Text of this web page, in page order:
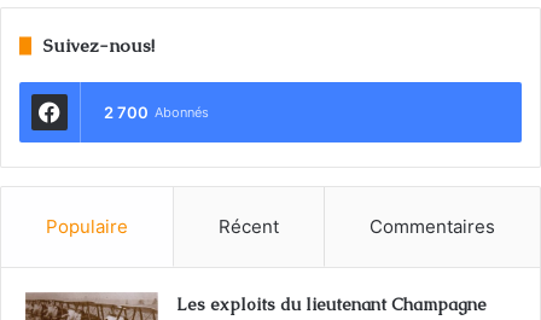
Suivez-nous!
2 700 Abonnés
Populaire Récent Commentaires
Les exploits du lieutenant Champagne